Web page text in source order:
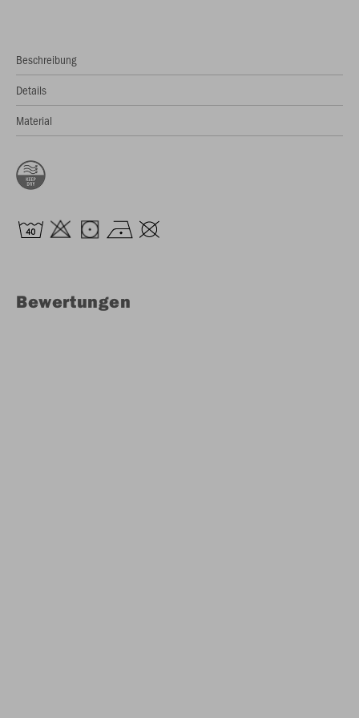
Beschreibung
Details
Material
Bewertungen